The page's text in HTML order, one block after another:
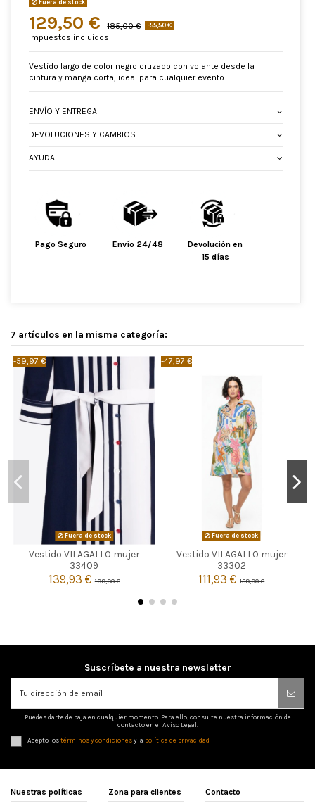
Fuera de stock
129,50 € 185,00 € -55,50 €
Impuestos incluidos
Vestido largo de color negro cruzado con volante desde la
cintura y manga corta, ideal para cualquier evento.
ENVÍO Y ENTREGA
DEVOLUCIONES Y CAMBIOS
AYUDA
Pago Seguro Envío 24/48
Devolución en
15 días
7 artículos en la misma categoría:
-59,97 €
Fuera de stock
Vestido VILAGALLO mujer
33409
139,93 €199,90 €
 Agotado
-47,97 €
Fuera de stock
Vestido VILAGALLO mujer
33302
111,93 €159,90 €
 Agotado
Suscríbete a nuestra newsletter
Puedes darte de baja en cualquier momento. Para ello, consulte nuestra información de
contacto en el Aviso Legal.
Acepto lostérminos y condicionesy la política de privacidad
Nuestras políticas Zona para clientes Contacto